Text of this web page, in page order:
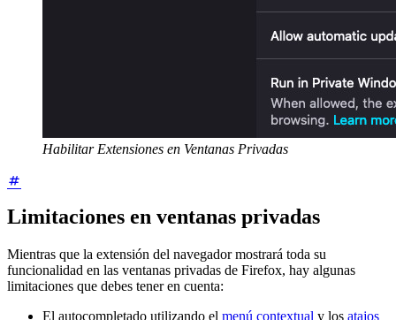
Habilitar Extensiones en Ventanas Privadas
Limitaciones en ventanas privadas
Mientras que la extensión del navegador mostrará toda su
funcionalidad en las ventanas privadas de Firefox, hay algunas
limitaciones que debes tener en cuenta:
El autocompletado utilizando el menú contextual y los atajos